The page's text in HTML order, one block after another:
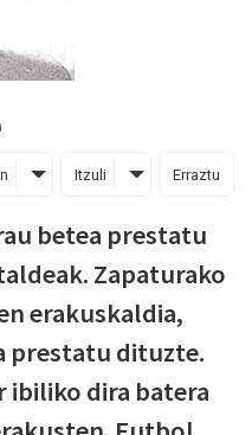
Itzuli Erraztu
betea prestatu
Zapaturako
erakuskaldia,
prestatu dituzte.
ibiliko dira batera